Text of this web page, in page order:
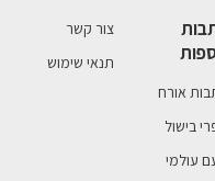
אורח
בישול
עולמי
צור קשר
תנאי שימוש